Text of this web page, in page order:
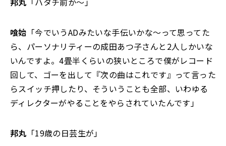
喰始 「今でいうADみたいな手伝いかな～って思ってた
ら、パーソナリティーの成田あつ子さんと2人しかいな
いんですよ。4畳半くらいの狭いところで僕がレコード
回して、ゴーを出して『次の曲はこれです』って言った
らスイッチ押したり、そういうことも全部、いわゆる
ディレクターがやることをやらされていたんです」
邦丸 「19歳の日芸生が」